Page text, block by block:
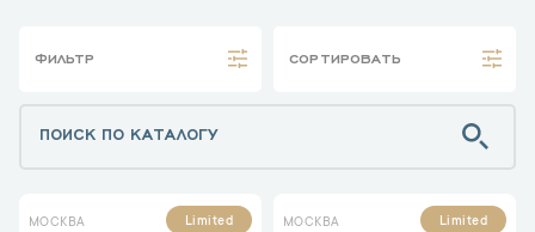
ФИЛЬТР СОРТИРОВАТЬ
МОСКВА Limited МОСКВА Limited